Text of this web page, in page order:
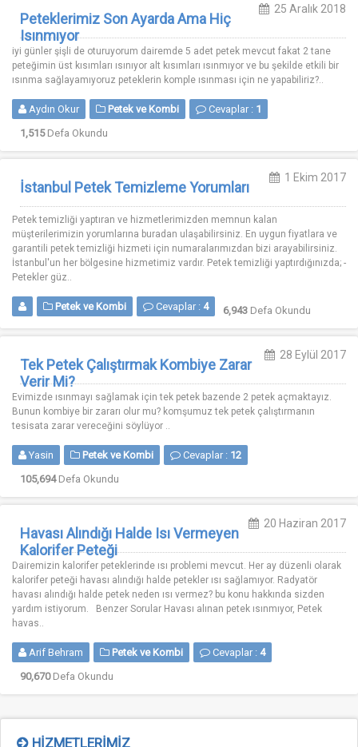
25 Aralık 2018
Peteklerimiz Son Ayarda Ama Hiç
Isınmıyor
iyi günler şişli de oturuyorum dairemde 5 adet petek mevcut fakat 2 tane
peteğimin üst kısımları ısınıyor alt kısımları ısınmıyor ve bu şekilde etkili bir
ısınma sağlayamıyoruz peteklerin komple ısınması için ne yapabiliriz?..
Aydın Okur Petek ve Kombi Cevaplar : 1
1,515Defa Okundu
1 Ekim 2017
İstanbul Petek Temizleme Yorumları
Petek temizliği yaptıran ve hizmetlerimizden memnun kalan
müşterilerimizin yorumlarına buradan ulaşabilirsiniz. En uygun fiyatlara ve
garantili petek temizliği hizmeti için numaralarımızdan bizi arayabilirsiniz.
İstanbul'un her bölgesine hizmetimiz vardır. Petek temizliği yaptırdığınızda; -
Petekler güz..
Petek ve Kombi Cevaplar : 4 6,943 Defa Okundu
28 Eylül 2017
Tek Petek Çalıştırmak Kombiye Zarar
Verir Mi?
Evimizde ısınmayı sağlamak için tek petek bazende 2 petek açmaktayız.
Bunun kombiye bir zararı olur mu? komşumuz tek petek çalıştırmanın
tesisata zarar vereceğini söylüyor ..
Yasin Petek ve Kombi Cevaplar : 12
105,694Defa Okundu
20 Haziran 2017
Havası Alındığı Halde Isı Vermeyen
Kalorifer Peteği
Dairemizin kalorifer peteklerinde ısı problemi mevcut. Her ay düzenli olarak
kalorifer peteği havası alındığı halde petekler ısı sağlamıyor. Radyatör
havası alındığı halde petek neden ısı vermez? bu konu hakkında sizden
yardım istiyorum. Benzer Sorular Havası alınan petek ısınmıyor, Petek
havas..
Arif Behram Petek ve Kombi Cevaplar : 4
90,670Defa Okundu
HIZMETLERIMIZ